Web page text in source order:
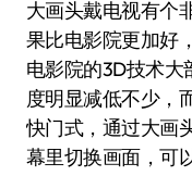
大画头戴电视有个
果比电影院更加好
电影院的3D技术
度明显减低不少，
快门式，通过大画
幕里切换画面，可